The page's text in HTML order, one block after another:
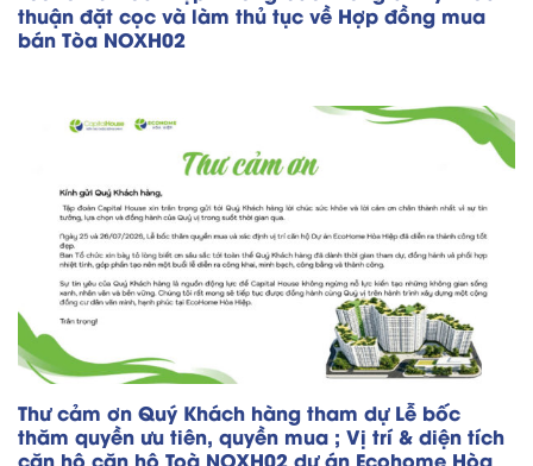
thuận đặt cọc và làm thủ tục về Hợp đồng mua
bán Tòa NOXH02
Thư cảm ơn Quý Khách hàng tham dự Lễ bốc
thăm quyền ưu tiên, quyền mua ; Vị trí & diện tích
căn hộ căn hộ Toà NOXH02 dự án Ecohome Hòa